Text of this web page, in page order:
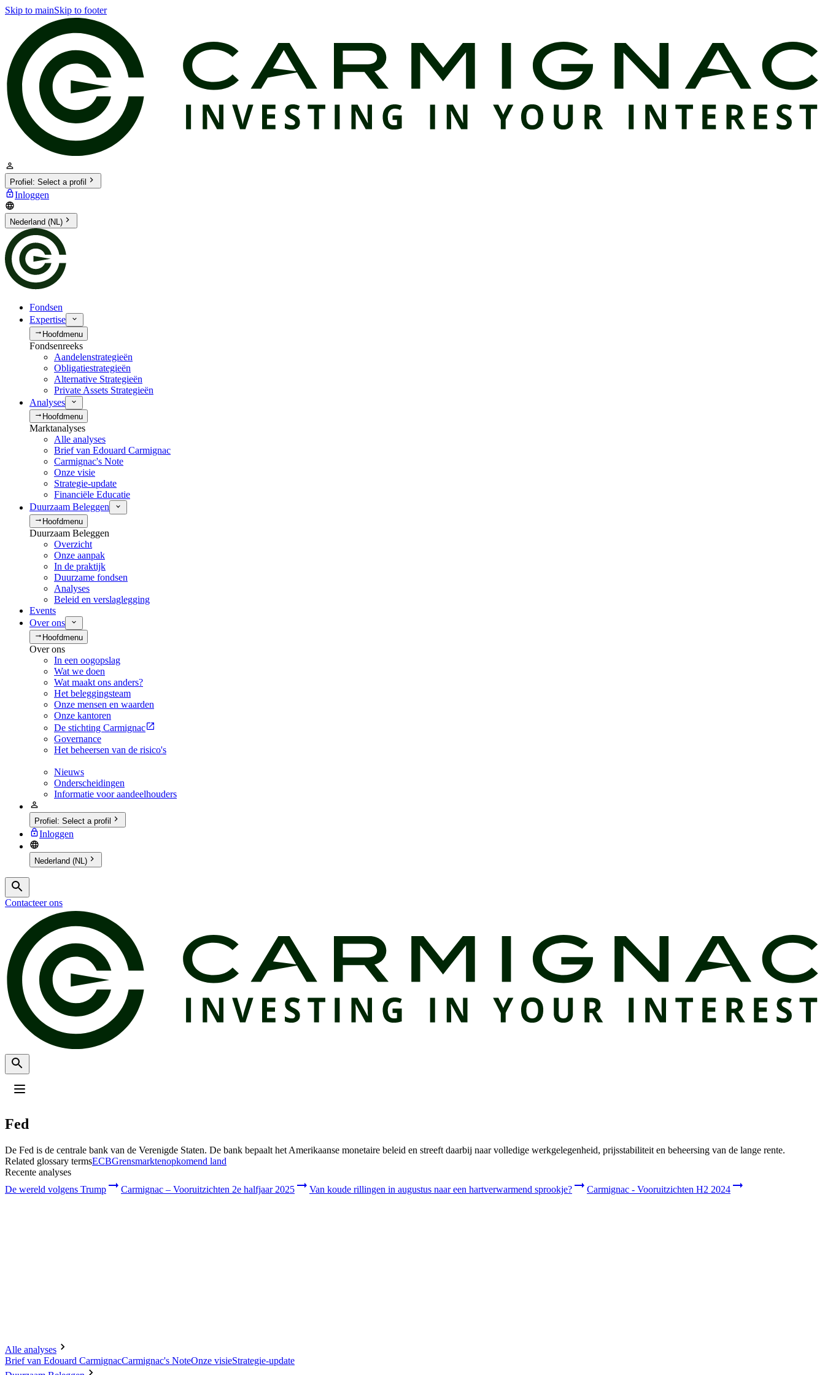
Skip to mainSkip to footer
Profiel : Select a profil
Inloggen
Nederland (NL)
Fondsen
Expertise
Hoofdmenu
Fondsenreeks
Aandelenstrategieën
Obligatiestrategieën
Alternative Strategieën
Private Assets Strategieën
Analyses
Hoofdmenu
Marktanalyses
Alle analyses
Brief van Edouard Carmignac
Carmignac's Note
Onze visie
Strategie-update
Financiële Educatie
Duurzaam Beleggen
Hoofdmenu
Duurzaam Beleggen
Overzicht
Onze aanpak
In de praktijk
Duurzame fondsen
Analyses
Beleid en verslaglegging
Events
Over ons
Hoofdmenu
Over ons
In een oogopslag
Wat we doen
Wat maakt ons anders?
Het beleggingsteam
Onze mensen en waarden
Onze kantoren
De stichting Carmignac
Governance
Het beheersen van de risico's
Nieuws
Onderscheidingen
Informatie voor aandeelhouders
Profiel: Select a profil
Inloggen
Nederland (NL)
Contacteer ons
Kies uw profiel
Het Professionele beleggers profiel is momenteel geselecteerd.
Particulier
Voor individuele beleggers die willen beleggen of kennis willen maken met de beleggingen en diensten van Carmignac.
Fed
De Fed is de centrale bank van de Verenigde Staten. De bank bepaalt het Amerikaanse monetaire beleid en streeft daarbij naar volledige werkgelegenheid, prijsstabiliteit en beheersing van de lange rente.
Related glossary termsECBGrensmarktenopkomend land
Recente analyses
De wereld volgens Trump
Carmignac – Vooruitzichten 2e halfjaar 2025 Van koude rillingen in augustus naar een hartverwarmend sprookje? Carmignac - Vooruitzichten H2 2024
Alle analyses
Brief van Edouard CarmignacCarmignac's NoteOnze visieStrategie-update